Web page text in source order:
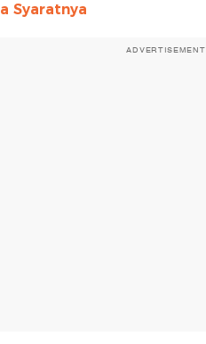
Syaratnya
ADVERTISEMENT